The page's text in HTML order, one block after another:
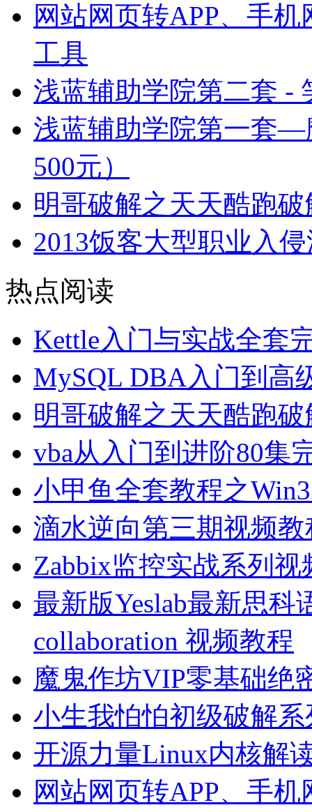
网站网页转APP、手
工具
浅蓝辅助学院第二套 -
浅蓝辅助学院第一套—
500元）
明哥破解之天天酷跑
2013饭客大型职业入
热点阅读
Kettle入门与实战全套
MySQL DBA入门到高
明哥破解之天天酷跑
vba从入门到进阶80集
小甲鱼全套教程之
滴水逆向第三期视频教
Zabbix监控实战系列视
最新版Yeslab最新思
collaboration 视频教程
魔鬼作坊VIP零基础绝
小生我怕怕初级破解
开源力量Linux内核解
网站网页转APP、手